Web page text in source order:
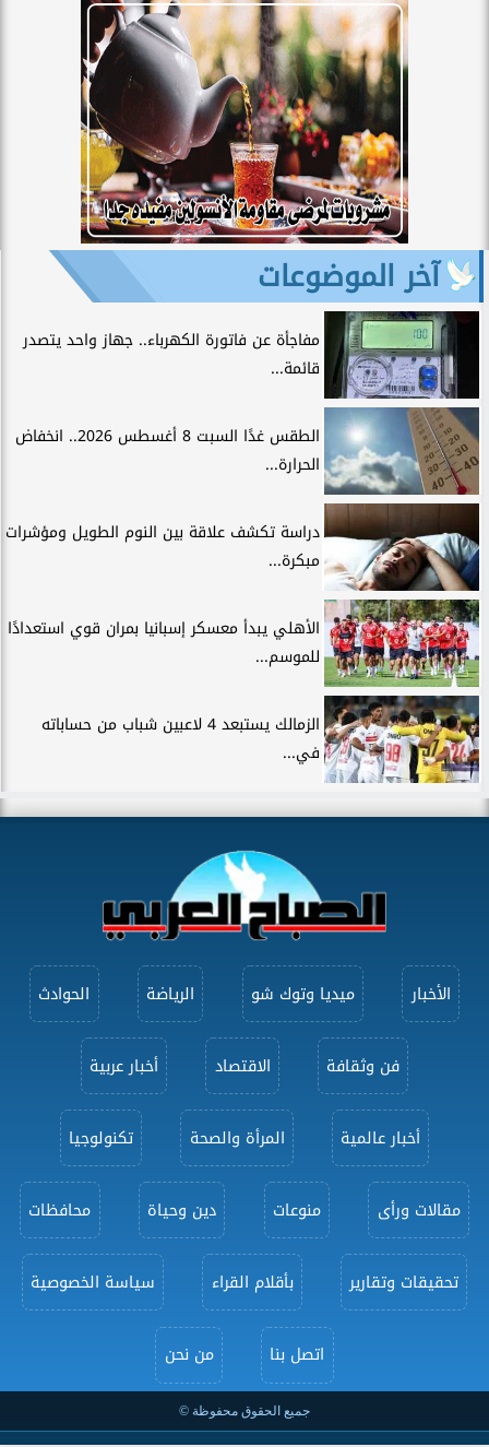
آخر الموضوعات
مفاجأة عن فاتورة الكهرباء.. جهاز واحد يتصدر
قائمة...
الطقس غدًا السبت 8 أغسطس 2026.. انخفاض
الحرارة...
دراسة تكشف علاقة بين النوم الطويل ومؤشرات
مبكرة...
الأهلي يبدأ معسكر إسبانيا بمران قوي استعدادًا
للموسم...
الزمالك يستبعد 4 لاعبين شباب من حساباته
في...
الأخبار ميديا وتوك شو الرياضة الحوادث
فن وثقافة الاقتصاد أخبار عربية
أخبار عالمية المرأة والصحة تكنولوجيا
مقالات ورأى منوعات دين وحياة محافظات
تحقيقات وتقارير بأقلام القراء سياسة الخصوصية
اتصل بنا من نحن
جميع الحقوق محفوظة ©